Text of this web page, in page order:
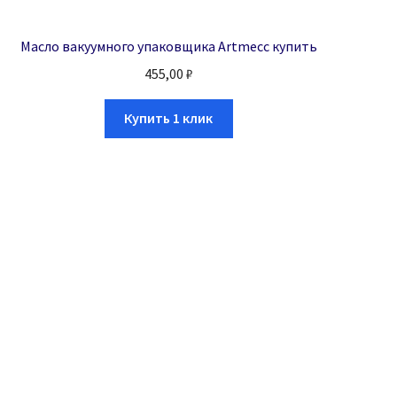
Масло вакуумного упаковщика Artmecc купить
455,00 ₽
Купить 1 клик